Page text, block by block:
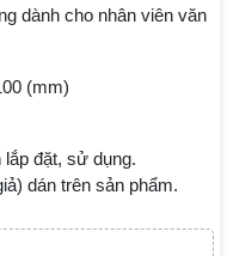
dành cho nhân viên văn
(mm)
đặt, sử dụng.
dán trên sản phẩm.